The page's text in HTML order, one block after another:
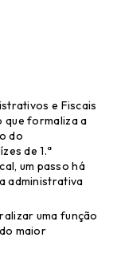
e Fiscais
que formaliza a
do
de 1.ª
um passo há
administrativa
uma função
maior